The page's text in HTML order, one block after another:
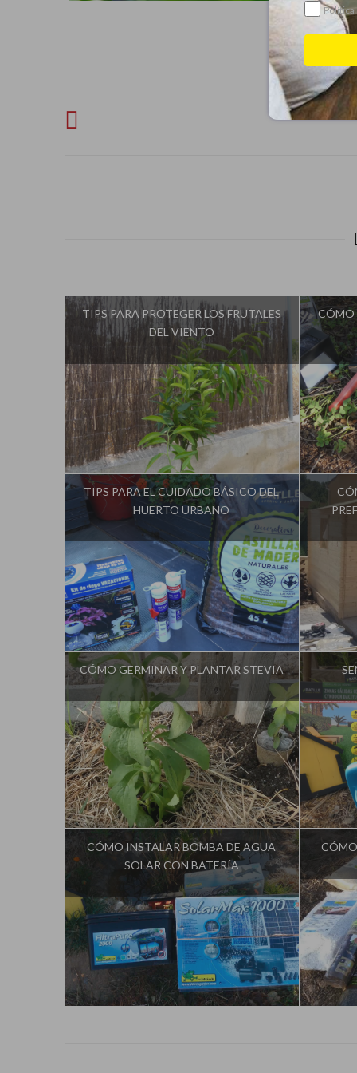
TIPS PARA PROTEGER LOS FRUTALES
DEL VIENTO
Influencer:La Huerta de Iván
CÓMO
TIPS PARA EL CUIDADO BÁSICO DEL
HUERTO URBANO
Influencer:La Huerta de Iván
CÓMO GERMINAR Y PLANTAR STEVIA
Influencer:La Huerta de Iván
CÓMO INSTALAR BOMBA DE AGUA
SOLAR CON BATERÍA
Influencer: La Huerta de Iván
Política